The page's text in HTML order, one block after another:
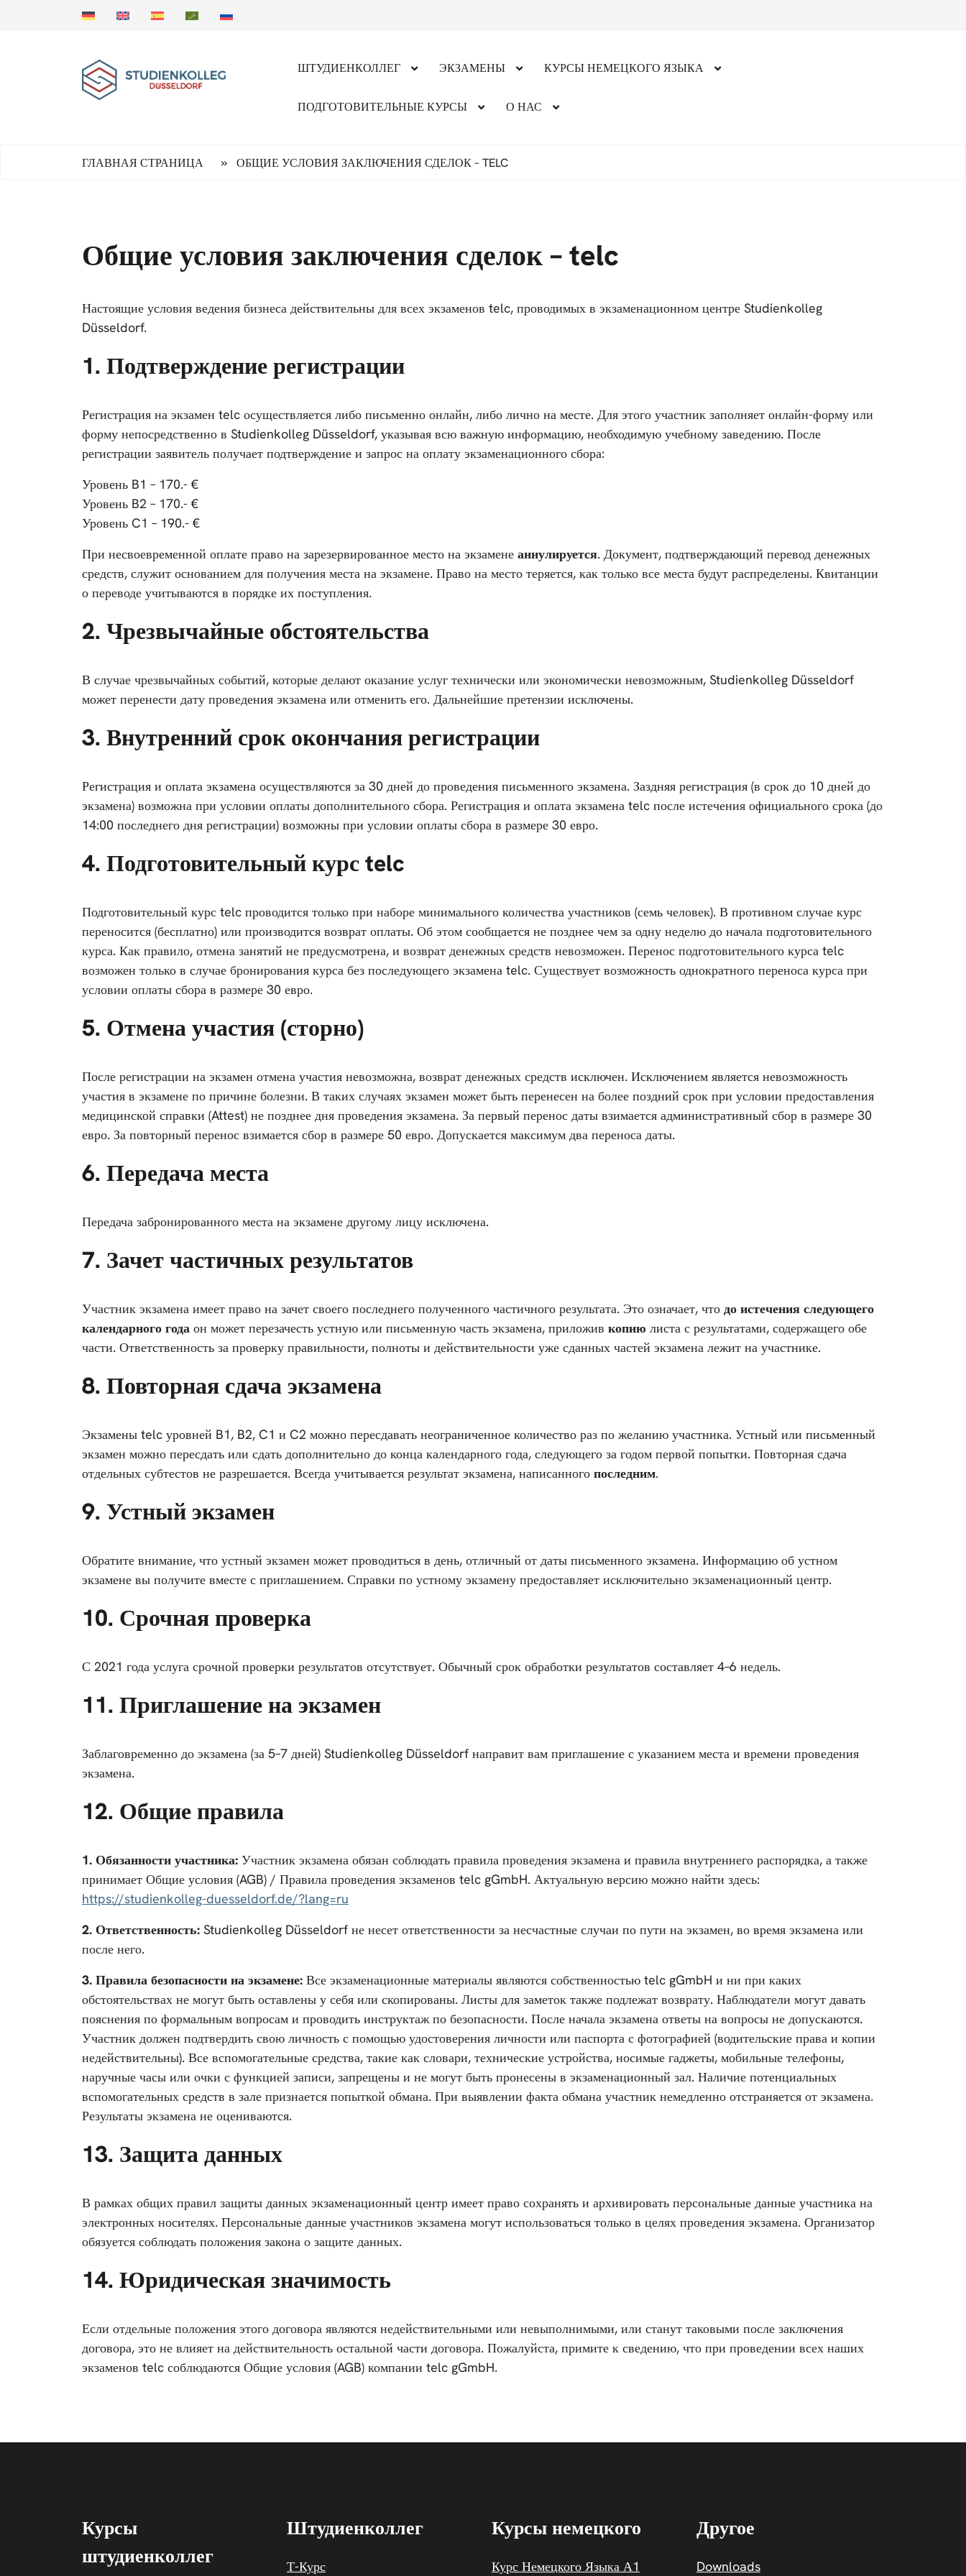
ШТУДИЕНКОЛЛЕГ ЭКЗАМЕНЫ КУРСЫ НЕМЕЦКОГО ЯЗЫКА
ПОДГОТОВИТЕЛЬНЫЕ КУРСЫ О НАС
ГЛАВНАЯ СТРАНИЦА » ОБЩИЕ УСЛОВИЯ ЗАКЛЮЧЕНИЯ СДЕЛОК – TELC
Общие условия заключения сделок – telc
Настоящие условия ведения бизнеса действительны для всех экзаменов telc, проводимых в экзаменационном центре Studienkolleg
Düsseldorf.
1. Подтверждение регистрации
Регистрация на экзамен telc осуществляется либо письменно онлайн, либо лично на месте. Для этого участник заполняет онлайн-форму или
форму непосредственно в Studienkolleg Düsseldorf, указывая всю важную информацию, необходимую учебному заведению. После
регистрации заявитель получает подтверждение и запрос на оплату экзаменационного сбора:
Уровень B1 – 170.- €
Уровень B2 – 170.- €
Уровень C1 – 190.- €
При несвоевременной оплате право на зарезервированное место на экзамене аннулируется. Документ, подтверждающий перевод денежных
средств, служит основанием для получения места на экзамене. Право на место теряется, как только все места будут распределены. Квитанции
о переводе учитываются в порядке их поступления.
2. Чрезвычайные обстоятельства
В случае чрезвычайных событий, которые делают оказание услуг технически или экономически невозможным, Studienkolleg Düsseldorf
может перенести дату проведения экзамена или отменить его. Дальнейшие претензии исключены.
3. Внутренний срок окончания регистрации
Регистрация и оплата экзамена осуществляются за 30 дней до проведения письменного экзамена. Заздняя регистрация (в срок до 10 дней до
экзамена) возможна при условии оплаты дополнительного сбора. Регистрация и оплата экзамена telc после истечения официального срока (до
14:00 последнего дня регистрации) возможны при условии оплаты сбора в размере 30 евро.
4. Подготовительный курс telc
Подготовительный курс telc проводится только при наборе минимального количества участников (семь человек). В противном случае курс
переносится (бесплатно) или производится возврат оплаты. Об этом сообщается не позднее чем за одну неделю до начала подготовительного
курса. Как правило, отмена занятий не предусмотрена, и возврат денежных средств невозможен. Перенос подготовительного курса telc
возможен только в случае бронирования курса без последующего экзамена telc. Существует возможность однократного переноса курса при
условии оплаты сбора в размере 30 евро.
5. Отмена участия (сторно)
После регистрации на экзамен отмена участия невозможна, возврат денежных средств исключен. Исключением является невозможность
участия в экзамене по причине болезни. В таких случаях экзамен может быть перенесен на более поздний срок при условии предоставления
медицинской справки (Attest) не позднее дня проведения экзамена. За первый перенос даты взимается административный сбор в размере 30
евро. За повторный перенос взимается сбор в размере 50 евро. Допускается максимум два переноса даты.
6. Передача места
Передача забронированного места на экзамене другому лицу исключена.
7. Зачет частичных результатов
Участник экзамена имеет право на зачет своего последнего полученного частичного результата. Это означает, что до истечения следующего
календарного года он может перезачесть устную или письменную часть экзамена, приложив копию листа с результатами, содержащего обе
части. Ответственность за проверку правильности, полноты и действительности уже сданных частей экзамена лежит на участнике.
8. Повторная сдача экзамена
Экзамены telc уровней B1, B2, C1 и C2 можно пересдавать неограниченное количество раз по желанию участника. Устный или письменный
экзамен можно пересдать или сдать дополнительно до конца календарного года, следующего за годом первой попытки. Повторная сдача
отдельных субтестов не разрешается. Всегда учитывается результат экзамена, написанного последним.
9. Устный экзамен
Обратите внимание, что устный экзамен может проводиться в день, отличный от даты письменного экзамена. Информацию об устном
экзамене вы получите вместе с приглашением. Справки по устному экзамену предоставляет исключительно экзаменационный центр.
10. Срочная проверка
С 2021 года услуга срочной проверки результатов отсутствует. Обычный срок обработки результатов составляет 4–6 недель.
11. Приглашение на экзамен
Заблаговременно до экзамена (за 5–7 дней) Studienkolleg Düsseldorf направит вам приглашение с указанием места и времени проведения
экзамена.
12. Общие правила
1. Обязанности участника: Участник экзамена обязан соблюдать правила проведения экзамена и правила внутреннего распорядка, а также
принимает Общие условия (AGB) / Правила проведения экзаменов telc gGmbH. Актуальную версию можно найти здесь:
https://studienkolleg-duesseldorf.de/?lang=ru
2. Ответственность: Studienkolleg Düsseldorf не несет ответственности за несчастные случаи по пути на экзамен, во время экзамена или
после него.
3. Правила безопасности на экзамене: Все экзаменационные материалы являются собственностью telc gGmbH и ни при каких
обстоятельствах не могут быть оставлены у себя или скопированы. Листы для заметок также подлежат возврату. Наблюдатели могут давать
пояснения по формальным вопросам и проводить инструктаж по безопасности. После начала экзамена ответы на вопросы не допускаются.
Участник должен подтвердить свою личность с помощью удостоверения личности или паспорта с фотографией (водительские права и копии
недействительны). Все вспомогательные средства, такие как словари, технические устройства, носимые гаджеты, мобильные телефоны,
наручные часы или очки с функцией записи, запрещены и не могут быть пронесены в экзаменационный зал. Наличие потенциальных
вспомогательных средств в зале признается попыткой обмана. При выявлении факта обмана участник немедленно отстраняется от экзамена.
Результаты экзамена не оцениваются.
13. Защита данных
В рамках общих правил защиты данных экзаменационный центр имеет право сохранять и архивировать персональные данные участника на
электронных носителях. Персональные данные участников экзамена могут использоваться только в целях проведения экзамена. Организатор
обязуется соблюдать положения закона о защите данных.
14. Юридическая значимость
Если отдельные положения этого договора являются недействительными или невыполнимыми, или станут таковыми после заключения
договора, это не влияет на действительность остальной части договора. Пожалуйста, примите к сведению, что при проведении всех наших
экзаменов telc соблюдаются Общие условия (AGB) компании telc gGmbH.
Курсы
штудиенколлег
Штудиенколлег
Т-Курс
Курсы немецкого
Курс Немецкого Языка А1
Другое
Downloads